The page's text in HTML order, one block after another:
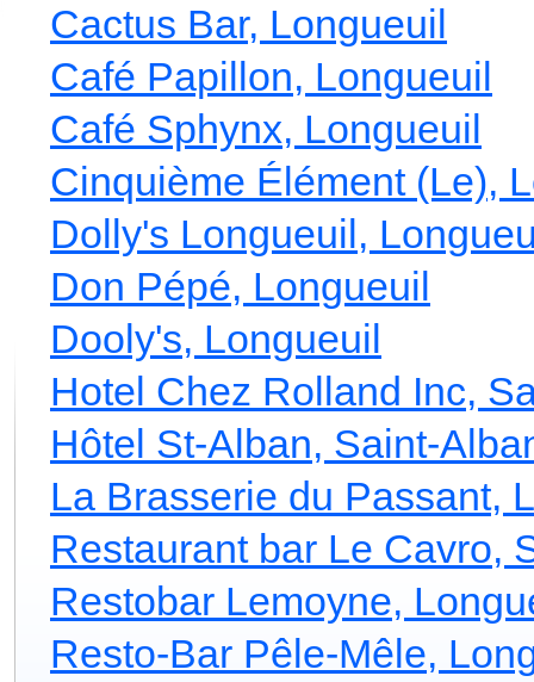
Cactus Bar, Longueuil
Café Papillon, Longueuil
Café Sphynx, Longueuil
Cinquième Élément (Le),
Dolly's Longueuil,
Don Pépé, Longueuil
Dooly's, Longueuil
Hotel Chez Rolland Inc,
Hôtel St-Alban, Saint-
La Brasserie du Passant,
Restaurant bar Le Cavro,
Restobar Lemoyne,
Resto-Bar Pêle-Mêle,